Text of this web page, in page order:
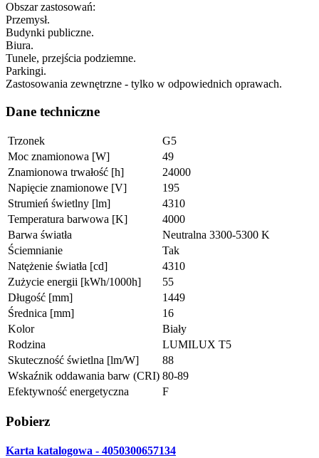
Obszar zastosowań:
Przemysł.
Budynki publiczne.
Biura.
Tunele, przejścia podziemne.
Parkingi.
Zastosowania zewnętrzne - tylko w odpowiednich oprawach.
Dane techniczne
Trzonek
G5
Moc znamionowa [W]
49
Znamionowa trwałość [h]
24000
Napięcie znamionowe [V]
195
Strumień świetlny [lm]
4310
Temperatura barwowa [K]
4000
Barwa światła
Neutralna 3300-5300 K
Ściemnianie
Tak
Natężenie światła [cd]
4310
Zużycie energii [kWh/1000h]
55
Długość [mm]
1449
Średnica [mm]
16
Kolor
Biały
Rodzina
LUMILUX T5
Skuteczność świetlna [lm/W]
88
Wskaźnik oddawania barw (CRI) 80-89
Efektywność energetyczna
F
Pobierz
Karta katalogowa - 4050300657134